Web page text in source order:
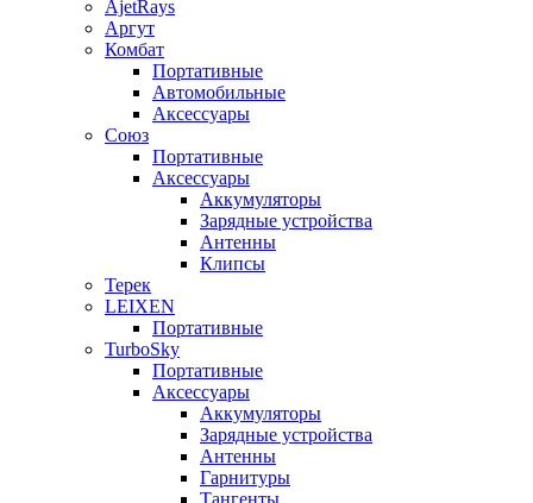
AjetRays
Аргут
Комбат
Портативные
Автомобильные
Аксессуары
Союз
Портативные
Аксессуары
Аккумуляторы
Зарядные устройства
Антенны
Клипсы
Терек
LEIXEN
Портативные
TurboSky
Портативные
Аксессуары
Аккумуляторы
Зарядные устройства
Антенны
Гарнитуры
Тангенты